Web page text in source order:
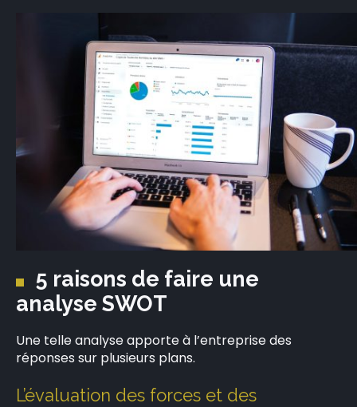
5 raisons de faire une
analyse SWOT
Une telle analyse apporte à l’entreprise des
réponses sur plusieurs plans.
L’évaluation des forces et des